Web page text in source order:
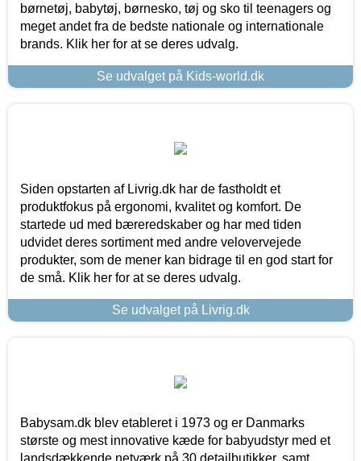
børnetøj, babytøj, børnesko, tøj og sko til teenagers og
meget andet fra de bedste nationale og internationale
brands. Klik her for at se deres udvalg.
Se udvalget på Kids-world.dk
Siden opstarten af Livrig.dk har de fastholdt et
produktfokus på ergonomi, kvalitet og komfort. De
startede ud med bæreredskaber og har med tiden
udvidet deres sortiment med andre velovervejede
produkter, som de mener kan bidrage til en god start for
de små. Klik her for at se deres udvalg.
Se udvalget på Livrig.dk
Babysam.dk blev etableret i 1973 og er Danmarks
største og mest innovative kæde for babyudstyr med et
landsdækkende netværk på 30 detailbutikker, samt